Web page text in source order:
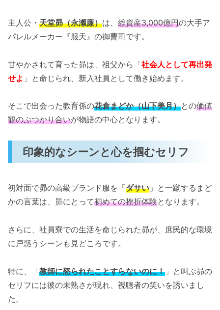
主人公・ 天堂昴（永瀬廉）は、 総資産3,000億円の大手ア
パレルメーカー『服天』の御曹司です。
甘やかされて育った昴は、祖父から「社会人として再出発
せよ 」と命じられ、新入社員として働き始めます。
そこで出会った教育係の花倉まどか（山下美月）との価値
観のぶつかり合いが物語の中心となります。
印象的なシーンと心を掴むセリフ
初対面で昴の高級ブランド服を「ダサい 」と一蹴するまど
かの言葉は、昴にとって初めての挫折体験となります。
さらに、社員寮での生活を命じられた昴が、庶民的な環境
に戸惑うシーンも見どころです。
特に、「教師に怒られたことすらないのに！ 」と叫ぶ昴の
セリフには彼の未熟さが現れ、視聴者の笑いを誘いまし
た。